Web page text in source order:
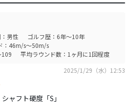
男性
ゴルフ歴：6年～10年
：46m/s～50m/s
平均ラウンド数：1ヶ月に1回程度
2025/1/29（水）12:53
ャフト硬度「S」